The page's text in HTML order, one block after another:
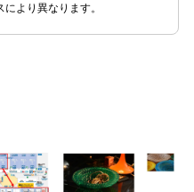
より異なります。